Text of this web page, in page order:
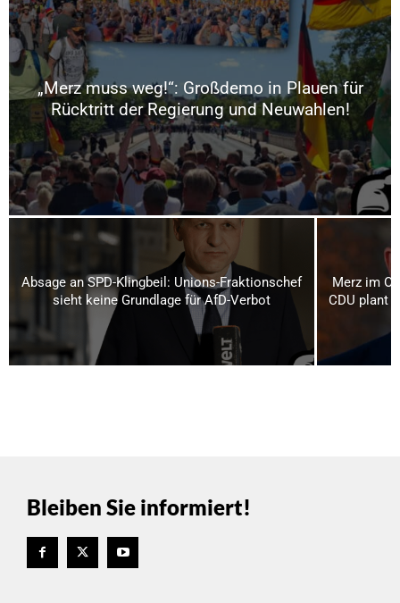
„Merz muss weg!“: Großdemo in Plauen für
Rücktritt der Regierung und Neuwahlen!
Absage an SPD-Klingbeil: Unions-Fraktionschef
sieht keine Grundlage für AfD-Verbot
Merz im
CDU plant
Bleiben Sie informiert!